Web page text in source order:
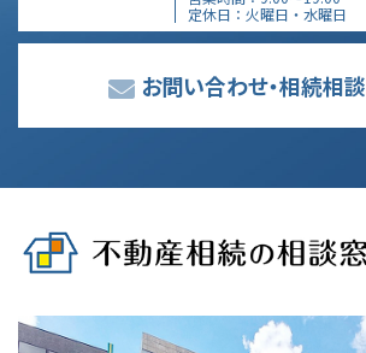
定休日
火曜日・水曜日
お問い合わせ・相続相談